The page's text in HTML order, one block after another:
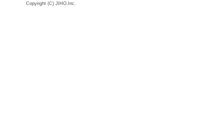
Copyright (C) JIHO,Inc.